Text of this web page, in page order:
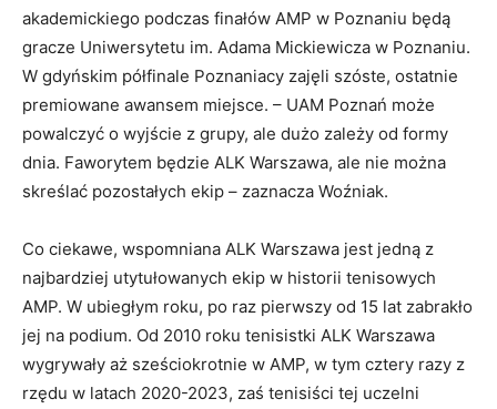
akademickiego podczas finałów AMP w Poznaniu będą
gracze Uniwersytetu im. Adama Mickiewicza w Poznaniu.
W gdyńskim półfinale Poznaniacy zajęli szóste, ostatnie
premiowane awansem miejsce. – UAM Poznań może
powalczyć o wyjście z grupy, ale dużo zależy od formy
dnia. Faworytem będzie ALK Warszawa, ale nie można
skreślać pozostałych ekip – zaznacza Woźniak.
Co ciekawe, wspomniana ALK Warszawa jest jedną z
najbardziej utytułowanych ekip w historii tenisowych
AMP. W ubiegłym roku, po raz pierwszy od 15 lat zabrakło
jej na podium. Od 2010 roku tenisistki ALK Warszawa
wygrywały aż sześciokrotnie w AMP, w tym cztery razy z
rzędu w latach 2020-2023, zaś tenisiści tej uczelni